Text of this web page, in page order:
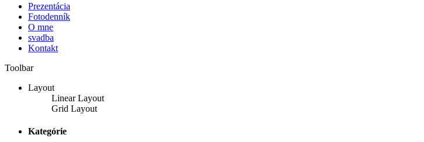
Prezentácia
Fotodenník
O mne
svadba
Kontakt
Toolbar
Layout
Linear Layout
Grid Layout
Kategórie